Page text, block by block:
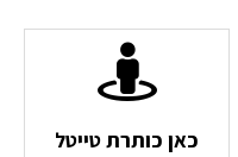
כאן כותרת טייטל